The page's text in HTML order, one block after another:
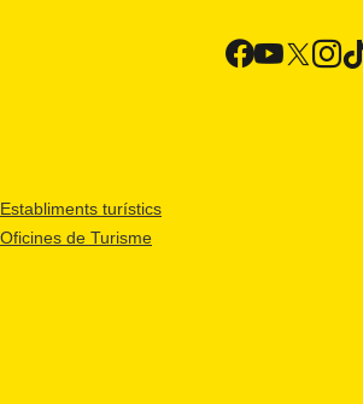
Establiments turístics
Oficines de Turisme